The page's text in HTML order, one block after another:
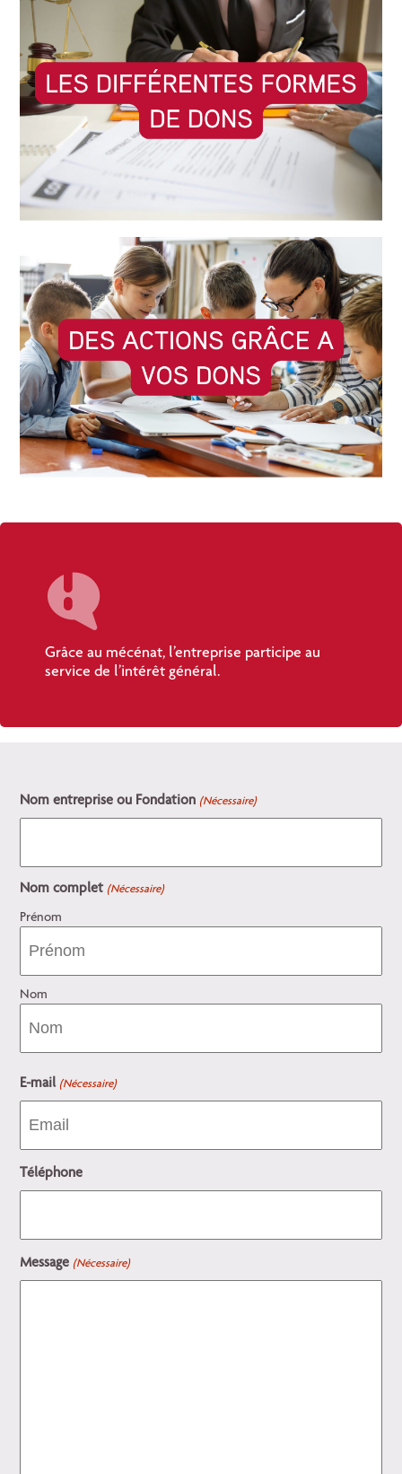
Grâce au mécénat, l’entreprise participe au
service de l’intérêt général.
Nom entreprise ou Fondation (Nécessaire)
Nom complet (Nécessaire)
Prénom
Nom
E-mail (Nécessaire)
Téléphone
Message (Nécessaire)